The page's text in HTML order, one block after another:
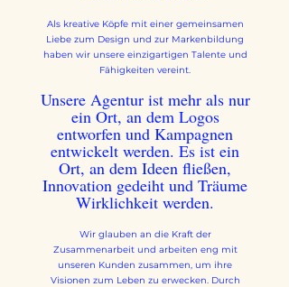
Als kreative Köpfe mit einer gemeinsamen
Liebe zum Design und zur Markenbildung
haben wir unsere einzigartigen Talente und
Fähigkeiten vereint.
Unsere Agentur ist mehr als nur
ein Ort, an dem Logos
entworfen und Kampagnen
entwickelt werden. Es ist ein
Ort, an dem Ideen fließen,
Innovation gedeiht und Träume
Wirklichkeit werden.
Wir glauben an die Kraft der
Zusammenarbeit und arbeiten eng mit
unseren Kunden zusammen, um ihre
Visionen zum Leben zu erwecken. Durch